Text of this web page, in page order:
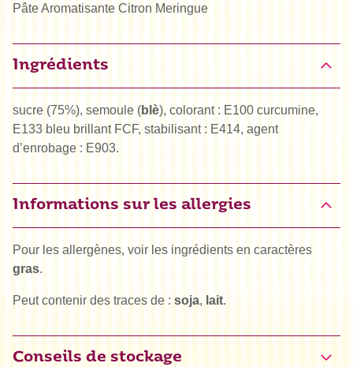
Pâte Aromatisante Citron Meringue
Ingrédients
sucre (75%), semoule (blè), colorant : E100 curcumine,
E133 bleu brillant FCF, stabilisant : E414, agent
d’enrobage : E903.
Informations sur les allergies
Pour les allergènes, voir les ingrédients en caractères
gras.
Peut contenir des traces de : soja, lait.
Conseils de stockage